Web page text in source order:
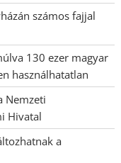
számos fajjal
130 ezer magyar
használhatatlan
Nemzeti
Hivatal
a